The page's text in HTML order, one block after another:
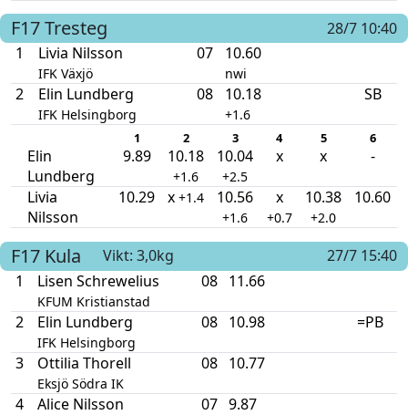
F17Tresteg
28/7 10:40
1
Livia Nilsson
IFK Växjö
07 10.60
nwi
2 Elin Lundberg
IFK Helsingborg
08 10.18
+1.6
SB
1 2 3 4 5 6
Elin
Lundberg
9.89 10.18
+1.6
10.04
+2.5
x x -
Livia
Nilsson
10.29 x +1.4 10.56
+1.6
x
+0.7
10.38
+2.0
10.60
F17 Kula Vikt: 3,0kg
27/7 15:40
1
Lisen Schrewelius
KFUM Kristianstad
08 11.66
2 Elin Lundberg
IFK Helsingborg
08 10.98 =PB
3 Ottilia Thorell
Eksjö Södra IK
08 10.77
4 Alice Nilsson 07 9.87